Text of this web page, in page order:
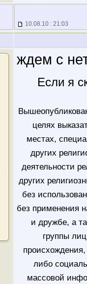
10.08.10 : 21:03
ждем с
Если я
целях
местах,
других
деятельности
других
без
без применения
и дружбе, а
группы
либо
массовой